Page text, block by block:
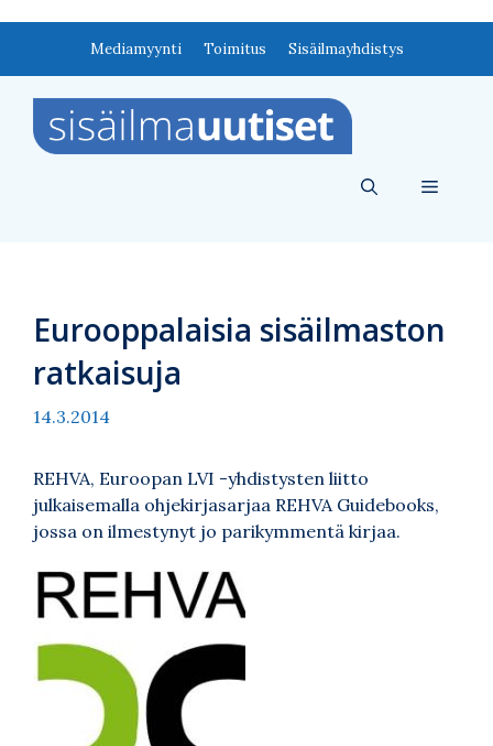
Mediamyynti Toimitus Sisäilmayhdistys
Valikko
Eurooppalaisia sisäilmaston
ratkaisuja
14.3.2014
REHVA, Euroopan LVI -yhdistysten liitto
julkaisemalla ohjekirjasarjaa REHVA Guidebooks,
jossa on ilmestynyt jo parikymmentä kirjaa.